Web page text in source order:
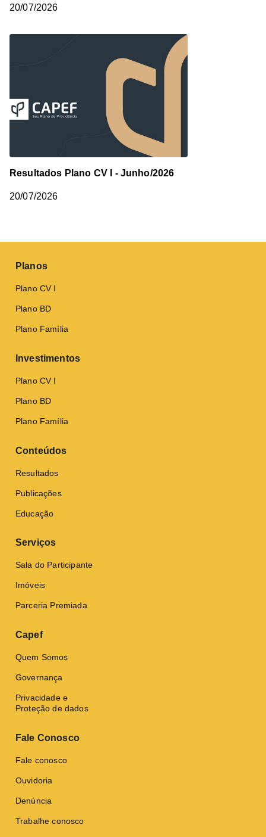
20/07/2026
Resultados Plano CV I - Junho/2026
20/07/2026
Planos
Plano CV I
Plano BD
Plano Família
Investimentos
Plano CV I
Plano BD
Plano Família
Conteúdos
Resultados
Publicações
Educação
Serviços
Sala do Participante
Imóveis
Parceria Premiada
Capef
Quem Somos
Governança
Privacidade e
Proteção de dados
Fale Conosco
Fale conosco
Ouvidoria
Denúncia
Trabalhe conosco